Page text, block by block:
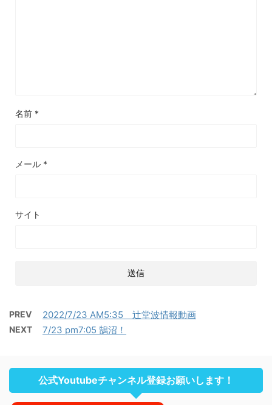
名前 *
メール *
サイト
PREV 2022/7/23 AM5:35 辻堂波情報動画
NEXT 7/23 pm7:05 鵠沼！
公式Youtubeチャンネル登録お願いします！